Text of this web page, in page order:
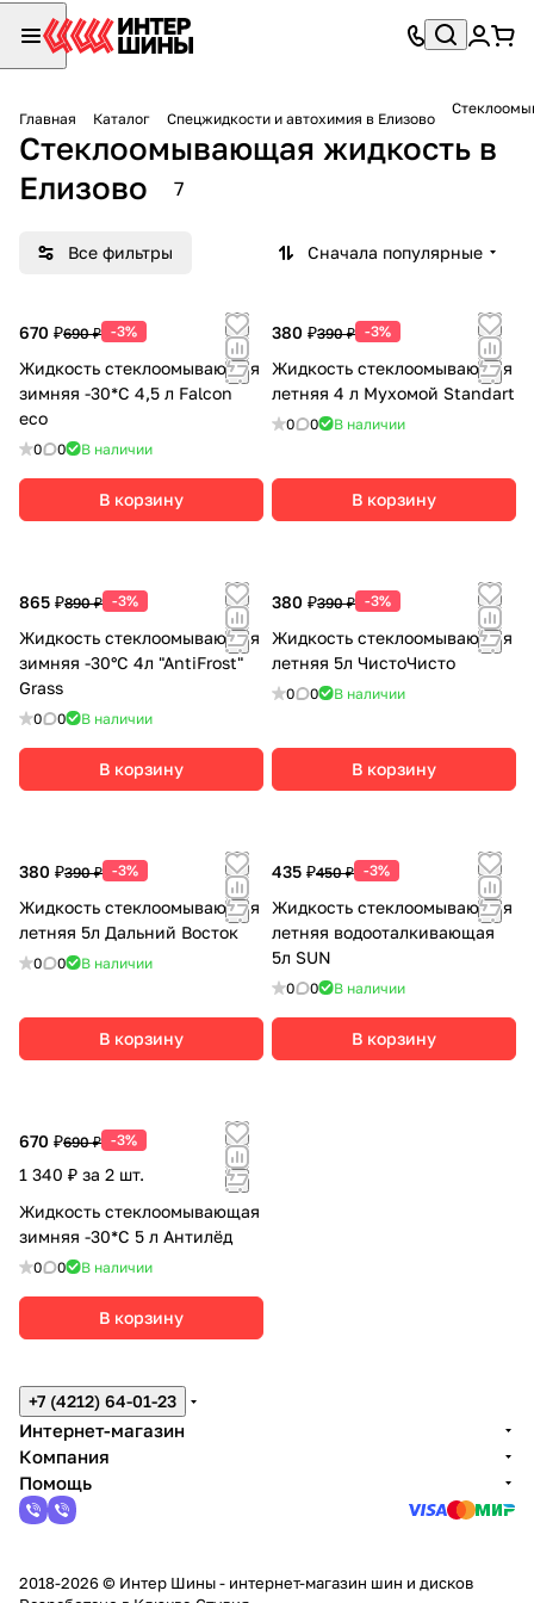
Главная Каталог Спецжидкости и автохимия в Елизово
Стеклоомывающая жидкость в
Елизово
7
Все фильтры Сначала популярные
670 ₽690 ₽ -3%
Жидкость стеклоомывающая
зимняя -30*С 4,5 л Falcon
eco
0 0 В наличии
В корзину
380 ₽390 ₽ -3%
Жидкость стеклоомывающая
летняя 4 л Мухомой Standart
0 0 В наличии
В корзину
865 ₽890 ₽ -3%
Жидкость стеклоомывающая
зимняя -30°С 4л "AntiFrost"
Grass
0 0 В наличии
В корзину
380 ₽390 ₽ -3%
Жидкость стеклоомывающая
летняя 5л ЧистоЧисто
0 0 В наличии
В корзину
380 ₽390 ₽ -3%
Жидкость стеклоомывающая
летняя 5л Дальний Восток
0 0 В наличии
В корзину
435 ₽450 ₽ -3%
Жидкость стеклоомывающая
летняя водооталкивающая
5л SUN
0 0 В наличии
В корзину
670 ₽690 ₽ -3%
1 340 ₽ за 2 шт.
Жидкость стеклоомывающая
зимняя -30*С 5 л Антилёд
0 0 В наличии
В корзину
+7 (4212) 64-01-23
Интернет-магазин
Компания
Помощь
2018-2026 © Интер Шины - интернет-магазин шин и дисков